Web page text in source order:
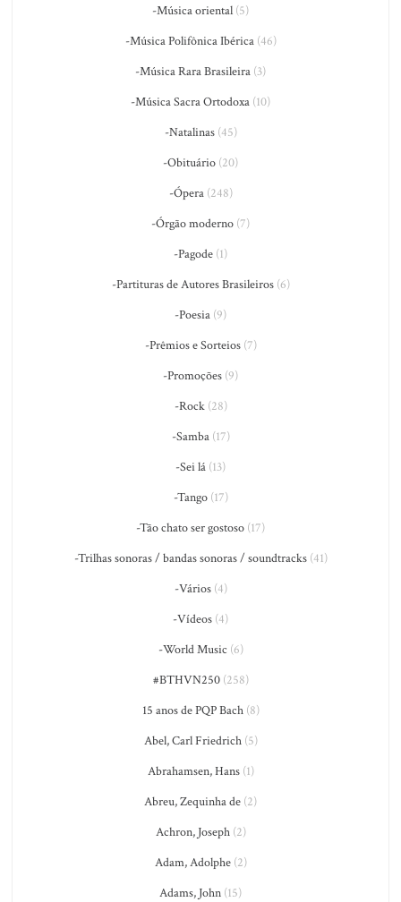
-Música oriental (5)
-Música Polifônica Ibérica(46)
-Música Rara Brasileira (3)
-Música Sacra Ortodoxa (10)
-Natalinas(45)
-Obituário (20)
-Ópera(248)
-Órgão moderno (7)
-Pagode (1)
-Partituras de Autores Brasileiros(6)
-Poesia (9)
-Prêmios e Sorteios(7)
-Promoções (9)
-Rock(28)
-Samba(17)
-Sei lá (13)
-Tango(17)
-Tão chato ser gostoso (17)
-Trilhas sonoras / bandas sonoras / soundtracks(41)
-Vários(4)
-Vídeos (4)
-World Music (6)
#BTHVN250(258)
15 anos de PQP Bach(8)
Abel, Carl Friedrich(5)
Abrahamsen, Hans(1)
Abreu, Zequinha de (2)
Achron, Joseph(2)
Adam, Adolphe(2)
Adams, John (15)